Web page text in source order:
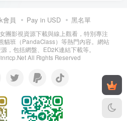
會員 Pay in USD 黑名單
團影視資源下載與線上觀看，特別專注
貓班（PandaClass）等熱門內容。網站
，包括網盤、ED2K連結下載等。
All Rights Reserved